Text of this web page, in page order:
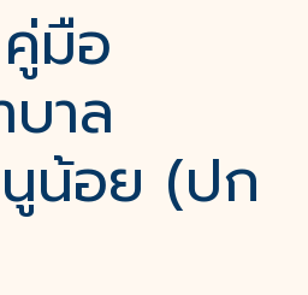
มือ
าล
น้อย (ปก